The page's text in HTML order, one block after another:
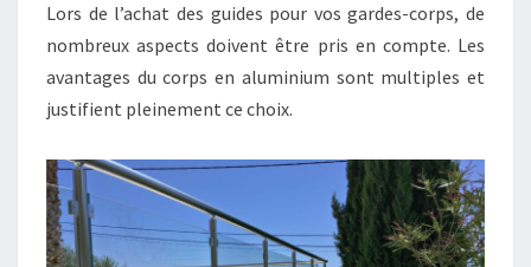
Lors de l’achat des guides pour vos gardes-corps, de
nombreux aspects doivent être pris en compte. Les
avantages du corps en aluminium sont multiples et
justifient pleinement ce choix.